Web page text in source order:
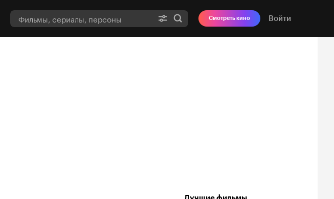
Смотреть кино Войти